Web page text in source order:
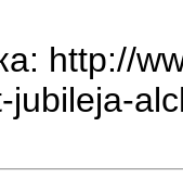
http://
jubileja-